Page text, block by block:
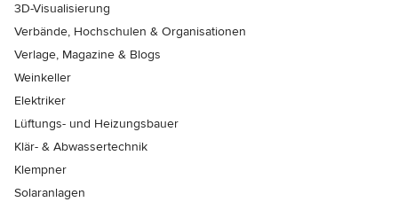
3D-Visualisierung
Verbände, Hochschulen & Organisationen
Verlage, Magazine & Blogs
Weinkeller
Elektriker
Lüftungs- und Heizungsbauer
Klär- & Abwassertechnik
Klempner
Solaranlagen